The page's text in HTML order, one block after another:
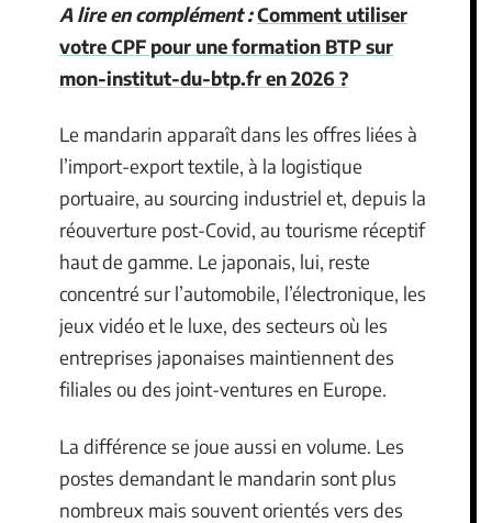
A lire en complément :Comment utiliser
votre CPF pour une formation BTP sur
mon-institut-du-btp.fr en 2026 ?
Le mandarin apparaît dans les offres liées à
l’import-export textile, à la logistique
portuaire, au sourcing industriel et, depuis la
réouverture post-Covid, au tourisme réceptif
haut de gamme. Le japonais, lui, reste
concentré sur l’automobile, l’électronique, les
jeux vidéo et le luxe, des secteurs où les
entreprises japonaises maintiennent des
filiales ou des joint-ventures en Europe.
La différence se joue aussi en volume. Les
postes demandant le mandarin sont plus
nombreux mais souvent orientés vers des